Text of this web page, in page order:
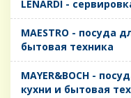
LENARDI -
MAESTRO - посуда
бытовая техника
MAYER&BOCH -
кухни и бытовая